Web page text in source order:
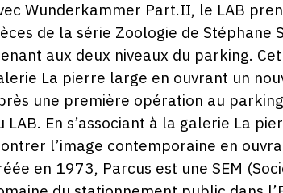
rue
de
Zurich,
67000
Strasbourg
Wunderkammer Part.II, le LAB
de la série Zoologie de Stéphane
aux deux niveaux du parking.
La pierre large en ouvrant un
une première opération au
LAB. En s’associant à la galerie La
l’image contemporaine en
en 1973, Parcus est une SEM